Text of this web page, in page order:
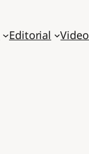
Editorial Video